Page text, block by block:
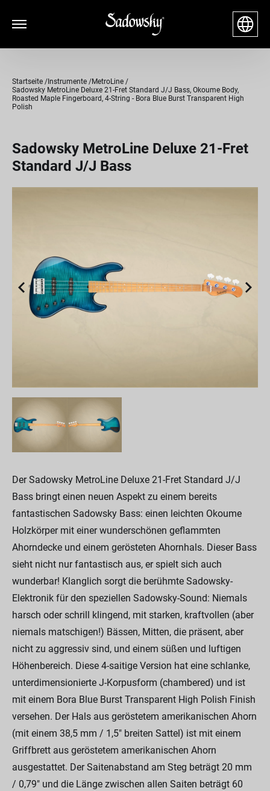
Startseite Instrumente
MetroLine
Sadowsky MetroLine Deluxe 21-Fret Standard J/J Bass, Okoume Body,
Roasted Maple Fingerboard, 4-String - Bora Blue Burst Transparent High
Polish
Sadowsky MetroLine Deluxe 21-Fret
Standard J/J Bass
Der Sadowsky MetroLine Deluxe 21-Fret Standard J/J
Bass bringt einen neuen Aspekt zu einem bereits
fantastischen Sadowsky Bass: einen leichten Okoume
Holzkörper mit einer wunderschönen geflammten
Ahorndecke und einem gerösteten Ahornhals. Dieser Bass
sieht nicht nur fantastisch aus, er spielt sich auch
wunderbar! Klanglich sorgt die berühmte Sadowsky-
Elektronik für den speziellen Sadowsky-Sound: Niemals
harsch oder schrill klingend, mit starken, kraftvollen (aber
niemals matschigen!) Bässen, Mitten, die präsent, aber
nicht zu aggressiv sind, und einem süßen und luftigen
Höhenbereich. Diese 4-saitige Version hat eine schlanke,
unterdimensionierte J-Korpusform (chambered) und ist
mit einem Bora Blue Burst Transparent High Polish Finish
versehen. Der Hals aus geröstetem amerikanischen Ahorn
(mit einem 38,5 mm / 1,5" breiten Sattel) ist mit einem
Griffbrett aus geröstetem amerikanischen Ahorn
ausgestattet. Der Saitenabstand am Steg beträgt 20 mm
/ 0,79" und die Länge zwischen allen Saiten beträgt 60